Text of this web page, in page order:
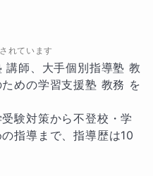
ーダーメイドサポー
というと、一般的には
の学習指導を指しま
自信を損なってしまっ
強に取り組めるような
れています
講師、大手個別指導塾 教
めの学習支援塾 教務 を
験対策から不登校・学
指導まで、指導歴は10